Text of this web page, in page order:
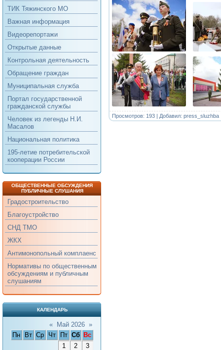
ТИК Тяжинского МО
Важная информация
Видеорепортажи
Открытые данные
Контрольная деятельность
Обращение граждан
Муниципальная служба
Портал государственной
гражданской службы
Человек из легенды Н.И.
Масалов
Национальная политика
195-летие потребительской
кооперации России
ОБЩЕСТВЕННЫЕ ОБСУЖДЕНИЯ
ПУБЛИЧНЫЕ СЛУШАНИЯ
Градостроительство
Благоустройство
СНД ТМО
ЖКХ
Антимонопольный комплаенс
Нормативы по общественным
обсуждениям и публичным
слушаниям
КАЛЕНДАРЬ
« Май 2026 »
Пн
Вт Ср Чт Пт Сб
Вс
1
2
3
Просмотров: 193 | Добавил: press_sluzhba